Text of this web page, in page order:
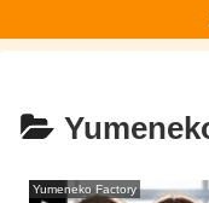
Yumeneko Factory